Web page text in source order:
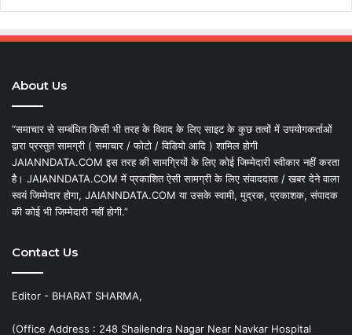
About Us
“समाचार से सम्बंधित किसी भी तरह के विवाद के लिए साइट के कुछ तत्वों में उपयोगकर्ताओं
द्वारा प्रस्तुत सामग्री ( समाचार / फोटो / विडियो आदि ) शामिल होगी
JAIANNDATA.COM इस तरह की सामग्रियों के लिए कोई जिम्मेदारी स्वीकार नहीं करता
है। JAIANNDATA.COM में प्रकाशित ऐसी सामग्री के लिए संवाददाता / खबर देने वाला
स्वयं जिम्मेदार होगा, JAIANNDATA.COM या उसके स्वामी, मुद्रक, प्रकाशक, संपादक
की कोई भी जिम्मेदारी नहीं होगी.”
Contact Us
Editor - BHARAT SHARMA,
(Office Address : 248 Shailendra Nagar Near Navkar Hospital